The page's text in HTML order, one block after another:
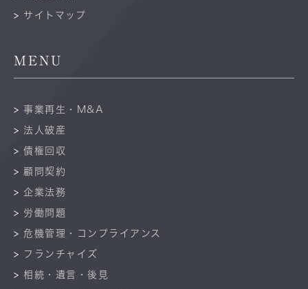
サイトマップ
MENU
事業再生・M&A
法人破産
債権回収
顧問契約
企業法務
労働問題
危機管理・コンプライアンス
フランチャイズ
相続・遺言・後見